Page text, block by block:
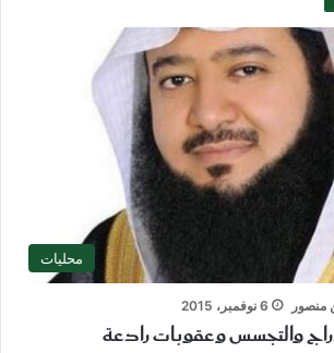
محليات
منصور 6 نوفمبر، 2015
والتجسس وعقوبات رادعة